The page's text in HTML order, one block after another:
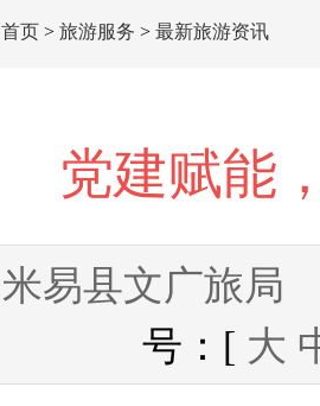
首页 > 旅游服务 > 最新旅游资讯
党建赋能
米易县文广旅局
号：[ 大